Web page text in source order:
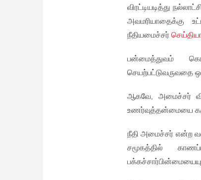
விரட்டியடித்து
அவமரியாதைக்கு
நீதியமைச்சர்
பன்மைத்துவம்
செயற்பட்டுவருவதை
ஆகவே, அமைச்சர்
உணர்வுத்தன்மையை
நீதி அமைச்சர் என்ற
சமூகத்தில்